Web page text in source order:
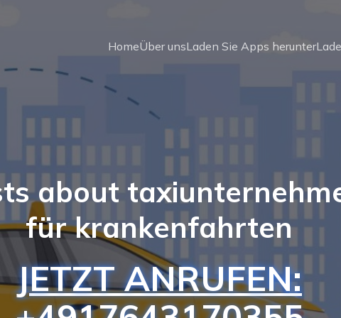
HomeÜber unsLaden Sie Apps herunter
about
für krankenfahrten
JETZT ANRUFEN: